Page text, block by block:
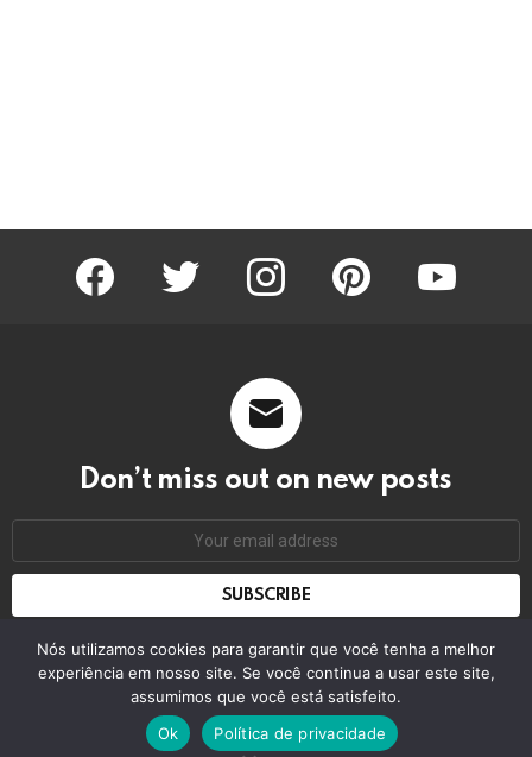
facebook twitter instagram pinterest youtube
Don’t miss out on new posts
© 2026 by bring the pixel. Remember to change this
Nós utilizamos cookies para garantir que você tenha a melhor
experiência em nosso site. Se você continua a usar este site,
assumimos que você está satisfeito.
Ok
Política de privacidade